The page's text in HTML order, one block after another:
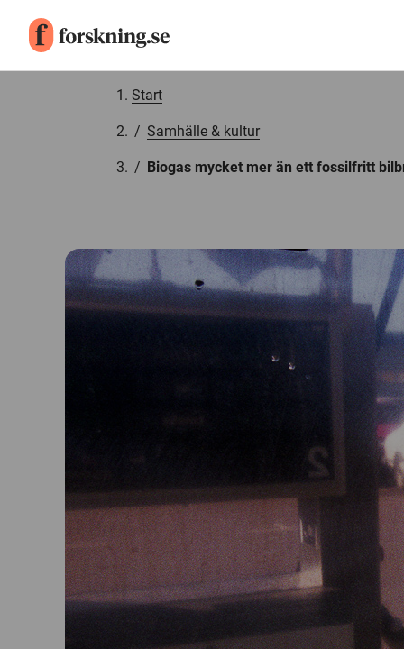
Start
/ Samhälle & kultur
/ Biogas mycket mer än ett fossilfritt